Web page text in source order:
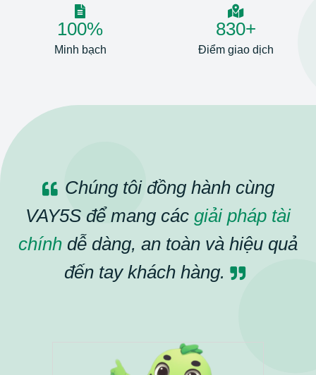
100%
Minh bạch
830+
Điểm giao dịch
Chúng tôi đồng hành cùng
VAY5S để mang các giải pháp tài
chính dễ dàng, an toàn và hiệu quả
đến tay khách hàng.